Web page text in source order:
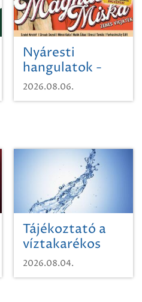
Nyáresti
hangulatok -
Mágnás Miska
2026.08.06.
Tájékoztató a
víztakarékos
vízhasználatról
2026.08.04.